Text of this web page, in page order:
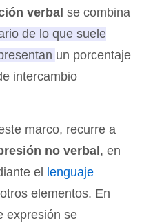
verbal se combina
de lo que suele
un porcentaje
intercambio
marco, recurre a
no verbal , en
el
lenguaje
elementos. En
expresión se